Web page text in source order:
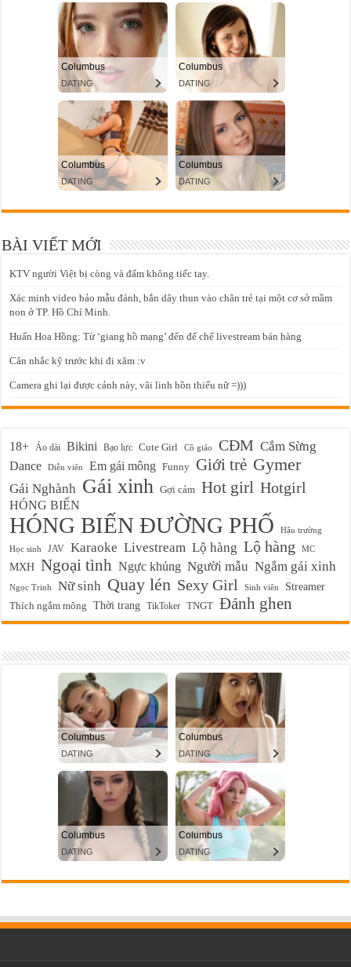
BÀI VIẾT MỚI
KTV người Việt bị còng và đấm không tiếc tay.
Xác minh video bảo mẫu đánh, bắn dây thun vào chân trẻ tại một cơ sở mầm
non ở TP. Hồ Chí Minh.
Huấn Hoa Hồng: Từ ‘giang hồ mạng’ đến đế chế livestream bán hàng
Cân nhắc kỹ trước khi đi xăm :v
Camera ghi lại được cảnh này, vãi linh hồn thiếu nữ =)))
18+ Áo dài Bikini Bạo lực Cute Girl Cô giáo CĐM Cắm Sừng
Dance Diễn viên Em gái mông Funny Giới trẻ Gymer
Gái Nghành Gái xinh Gợi cảm Hot girl Hotgirl
HÓNG BIẾN
HÓNG BIẾN ĐƯỜNG PHỐ
Hậu trường
Học sinh
JAV Karaoke Livestream Lộ hàng Lộ hàng MC
MXH Ngoại tình Ngực khủng Người mẫu Ngắm gái xinh
Ngọc Trinh Nữ sinh Quay lén Sexy Girl Sinh viên Streamer
Thích ngắm mông Thời trang TikToker TNGT Đánh ghen